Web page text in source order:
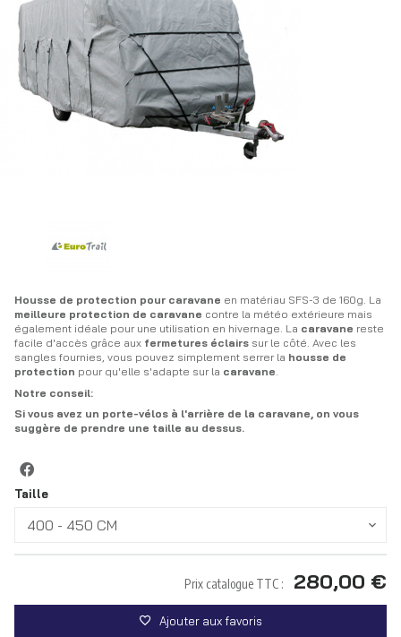
Housse de protection pour caravane en matériau SFS-3 de 160g. La
meilleure protection de caravane contre la météo extérieure mais
également idéale pour une utilisation en hivernage. La caravane reste
facile d'accès grâce aux fermetures éclairs sur le côté. Avec les
sangles fournies, vous pouvez simplement serrer la housse de
protection pour qu'elle s'adapte sur la caravane.
Notre conseil:
Si vous avez un porte-vélos à l'arrière de la caravane, on vous
suggère de prendre une taille au dessus.
Taille
400 - 450 CM
Prix catalogue TTC : 280,00 €
Ajouter aux favoris